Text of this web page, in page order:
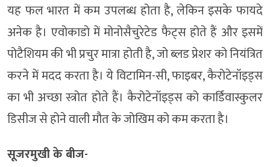
यह फल भारत में कम उपलब्ध होता है, लेकिन इसके फायदे
अनेक है। एवोकाडो में मोनोसैचुरेटेड फैट्स होते हैं और इसमें
पोटैशियम की भी प्रचुर मात्रा होती है, जो ब्लड प्रेशर को नियंत्रित
करने में मदद करता है। ये विटामिन-सी, फाइबर, कैरोटेनॉइड्स
का भी अच्छा स्त्रोत होते हैं। कैरोटेनॉइड्स को कार्डिवास्कुलर
डिसीज से होने वाली मौत के जोखिम को कम करता है।
सूजरमुखी के बीज-